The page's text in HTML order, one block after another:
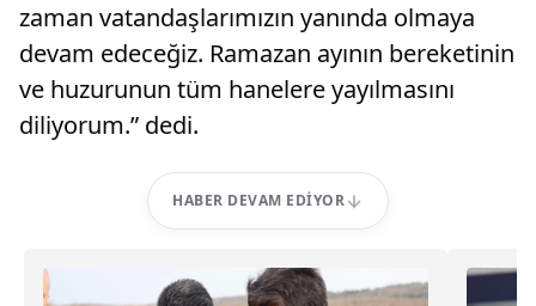
zaman vatandaşlarımızın yanında olmaya
devam edeceğiz. Ramazan ayının bereketinin
ve huzurunun tüm hanelere yayılmasını
diliyorum.” dedi.
HABER DEVAM EDIYOR